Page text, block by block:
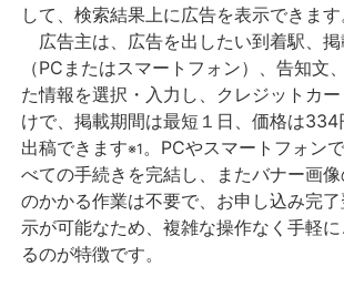
して、検索結果上に広告を表示できます
広告主は、広告を出したい到着駅、
（PCまたはスマートフォン）、告知文
た情報を選択・入力し、クレジットカ
けで、掲載期間は最短１日、価格は334
出稿できます※1。PCやスマートフォン
べての手続きを完結し、またバナー画
のかかる作業は不要で、お申し込み完
示が可能なため、複雑な操作なく手軽
るのが特徴です。